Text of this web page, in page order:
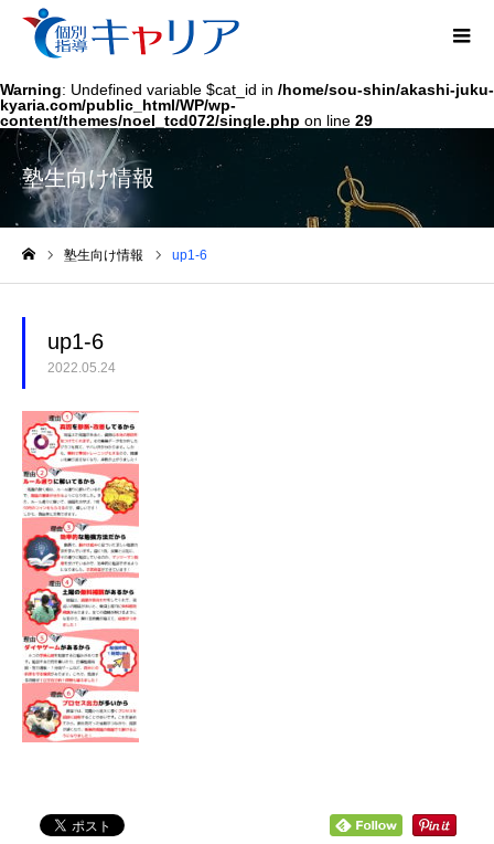
Warning: Undefined variable $cat_id in /home/sou-shin/akashi-juku-
kyaria.com/public_html/WP/wp-
content/themes/noel_tcd072/single.php on line 29
塾生向け情報
塾生向け情報 up1-6
up1-6
2022.05.24